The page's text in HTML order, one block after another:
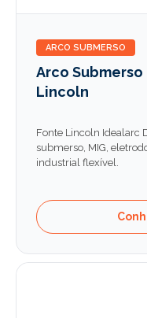
ARCO SUBMERSO
Arco Submerso
Lincoln
Fonte Lincoln Idealarc
submerso, MIG,
industrial flexível.